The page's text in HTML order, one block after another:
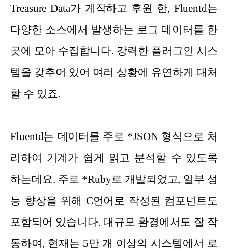
Treasure Data가 게작하고 후원 한, Fluentd는
다양한 소스에서 발생하는 로그 데이터를 한
곳에 모아 수집합니다. 강력한 플러그인 시스
템을 갖추어 있어 여러 상황에 유연하게 대처
할 수 있죠.
Fluentd는 데이터를 주로 *JSON 형식으로 처
리하여 기계가 쉽게 읽고 분석할 수 있도록
하는데요. 주로 *Ruby로 개발되었고, 일부 성
능 향상을 위해 C언어로 작성된 컴포넌트도
포함되어 있습니다. 대규모 환경에서도 잘 작
동하여, 현재는 5만 개 이상의 시스템에서 로